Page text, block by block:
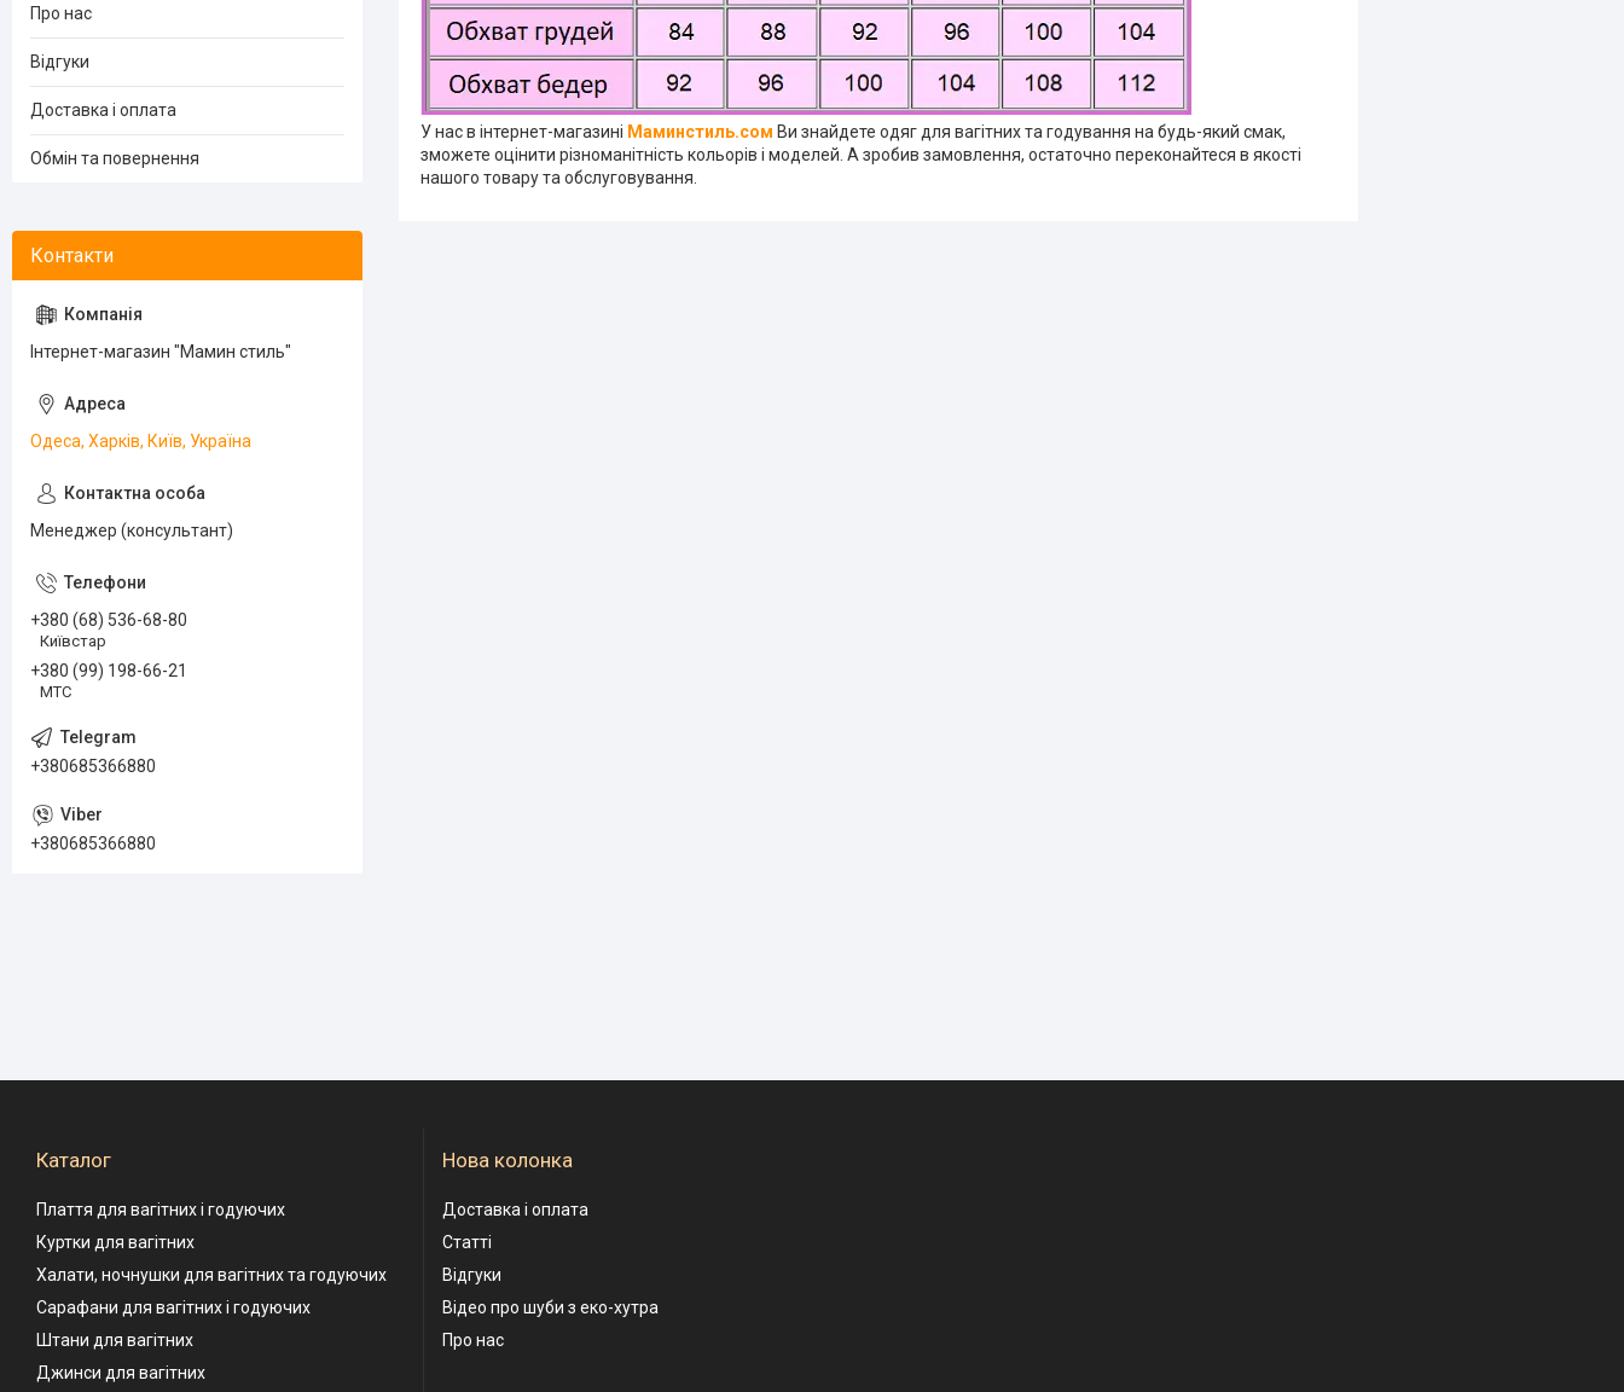
У нас в інтернет-магазині Маминстиль.сом Ви знайдете одяг для вагітних та годування на будь-який смак,
зможете оцінити різноманітність кольорів і моделей. А зробив замовлення, остаточно переконайтеся в якості
нашого товару та обслуговування.
Про нас
Відгуки
Доставка і оплата
Обмін та повернення
Інтернет-магазин "Мамин стиль"
Одеса, Харків, Київ, Україна
Менеджер (консультант)
+380 (68) 536-68-80
Київстар
+380 (99) 198-66-21
МТС
+380685366880
+380685366880
Каталог
Плаття для вагітних і годуючих
Куртки для вагітних
Халати, ночнушки для вагітних та годуючих
Сарафани для вагітних і годуючих
Штани для вагітних
Джинси для вагітних
Нова колонка
Доставка і оплата
Статті
Відгуки
Відео про шуби з еко-хутра
Про нас